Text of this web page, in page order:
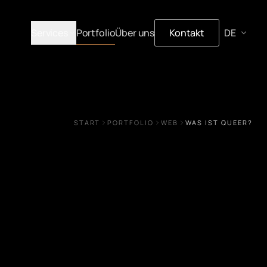
PortfolioÜber uns Kontakt
START PORTFOLIO WEB WAS IST QUEER?